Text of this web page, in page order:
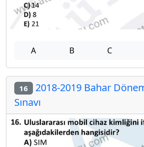
A B C
16 2018-2019 Bahar
Sınavı